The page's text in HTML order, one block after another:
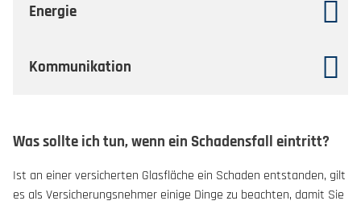
Energie
Kommunikation
Was sollte ich tun, wenn ein Schadensfall eintritt?
Ist an einer versicherten Glasfläche ein Schaden entstanden, gilt
es als Versicherungsnehmer einige Dinge zu beachten, damit Sie